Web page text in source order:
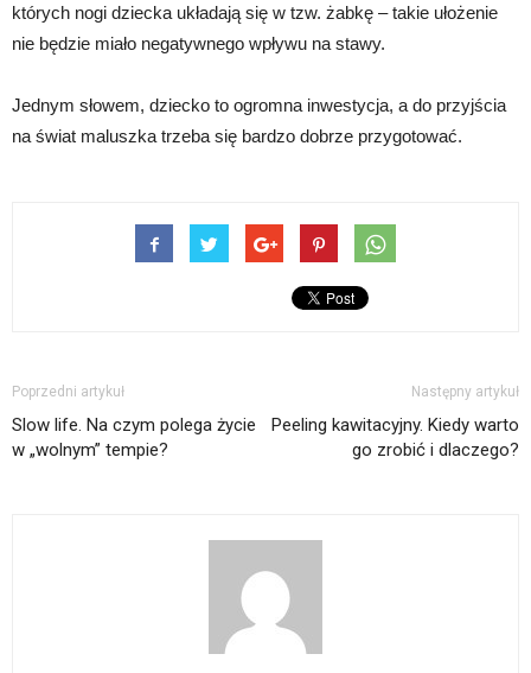
których nogi dziecka układają się w tzw. żabkę – takie ułożenie
nie będzie miało negatywnego wpływu na stawy.
Jednym słowem, dziecko to ogromna inwestycja, a do przyjścia
na świat maluszka trzeba się bardzo dobrze przygotować.
Poprzedni artykuł
Slow life. Na czym polega życie
w „wolnym” tempie?
Następny artykuł
Peeling kawitacyjny. Kiedy warto
go zrobić i dlaczego?